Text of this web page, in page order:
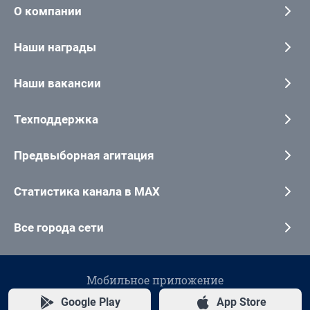
О компании
Наши награды
Наши вакансии
Техподдержка
Предвыборная агитация
Статистика канала в MAX
Все города сети
Мобильное приложение
Google Play App Store